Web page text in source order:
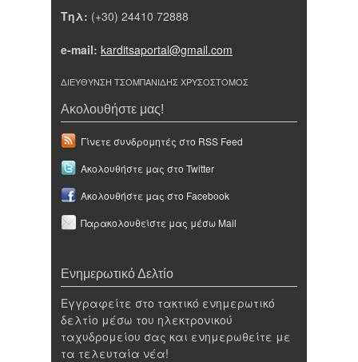
Τηλ: (+30) 24410 72888
e-mail: karditsaportal@gmail.com
ΔΙΕΥΘΥΝΣΗ ΤΣΟΜΠΑΝΙΔΗΣ ΧΡΥΣΟΣΤΟΜΟΣ
Ακολουθήστε μας!
Γίνετε συνδρομητές στο RSS Feed
Ακολουθήστε μας στο Twitter
Ακολουθήστε μας στο Facebook
Παρακολουθείστε μας μέσω Mail
Ενημερωτικό Δελτίο
Εγγραφείτε στο τακτικό ενημερωτικό
δελτίο μέσω του ηλεκτρονικού
ταχυδρομείου σας και ενημερωθείτε με
τα τελευταία νέα!